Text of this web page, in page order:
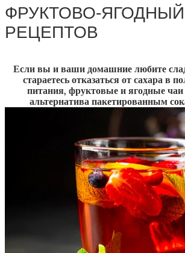
ФРУКТОВО-ЯГОДНЫЙ
РЕЦЕПТОВ
Если вы и ваши домашние любите
стараетесь отказаться от сахара в
питания, фруктовые и ягодные чаи
альтернатива пакетированным